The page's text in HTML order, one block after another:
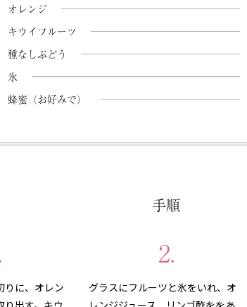
オレンジ
キウイフルーツ
種なしぶどう
氷
蜂蜜（お好みで）
手順
りに、オレン
2.
グラスにフルーツと氷をいれ、オ